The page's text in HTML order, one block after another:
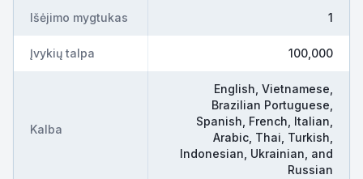
Išėjimo mygtukas 1
Įvykių talpa 100,000
Kalba
English, Vietnamese,
Brazilian Portuguese,
Spanish, French, Italian,
Arabic, Thai, Turkish,
Indonesian, Ukrainian, and
Russian